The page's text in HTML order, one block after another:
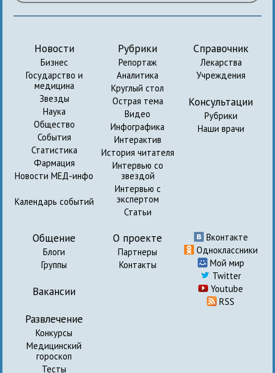
Новости
Бизнес
Государство и
медицина
Звезды
Наука
Общество
События
Статистика
Фармация
Новости МЕД-инфо
Календарь событий
Рубрики
Репортаж
Аналитика
Круглый стол
Острая тема
Видео
Инфографика
Интерактив
История читателя
Интервью со
звездой
Интервью с
экспертом
Статьи
Справочник
Лекарства
Учреждения
Консультации
Рубрики
Наши врачи
Общение
Блоги
Группы
Вакансии
Развлечение
Конкурсы
Медицинский
гороскоп
Тесты
О проекте
Партнеры
Контакты
Вконтакте
Одноклассники
Мой мир
Twitter
Youtube
RSS